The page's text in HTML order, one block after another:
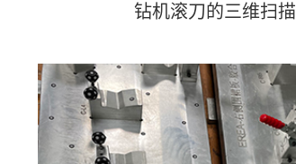
钻机滚刀的三维扫描